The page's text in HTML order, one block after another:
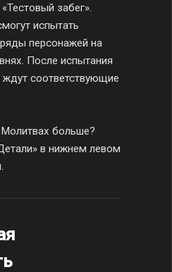
забег».
испытать
персонажей на
После испытания
ждут соответствующие
больше?
в нижнем левом